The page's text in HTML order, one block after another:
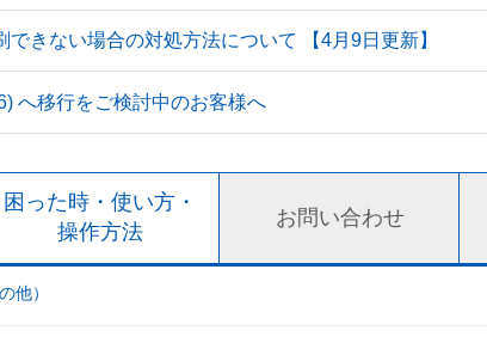
できない場合の対処方法について 【4月9日更新】
へ移行をご検討中のお客様へ
困った時・使い方・
操作方法
お問い合わせ
他）